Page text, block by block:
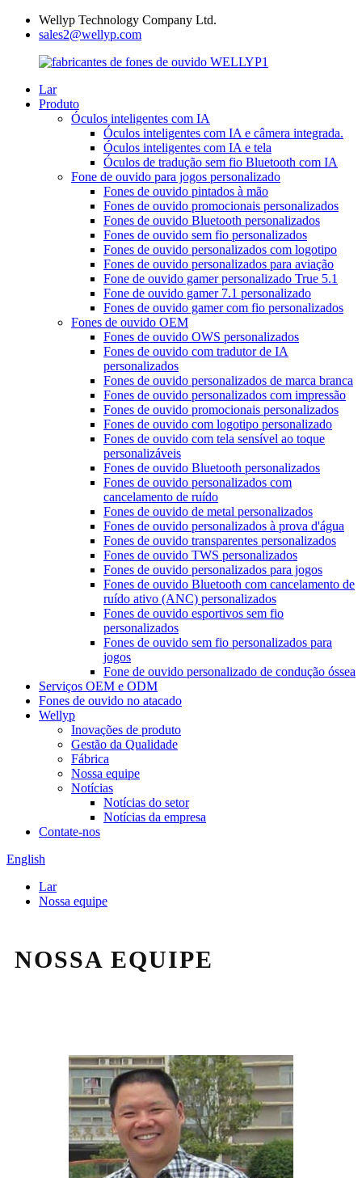
Wellyp Technology Company Ltd.
sales2@wellyp.com
Lar
Produto
Óculos inteligentes com IA
Óculos inteligentes com IA e câmera integrada.
Óculos inteligentes com IA e tela
Óculos de tradução sem fio Bluetooth com IA
Fone de ouvido para jogos personalizado
Fones de ouvido pintados à mão
Fones de ouvido promocionais personalizados
Fones de ouvido Bluetooth personalizados
Fones de ouvido sem fio personalizados
Fones de ouvido personalizados com logotipo
Fones de ouvido personalizados para aviação
Fone de ouvido gamer personalizado True 5.1
Fone de ouvido gamer 7.1 personalizado
Fones de ouvido gamer com fio personalizados
Fones de ouvido OEM
Fones de ouvido OWS personalizados
Fones de ouvido com tradutor de IA
personalizados
Fones de ouvido personalizados de marca branca
Fones de ouvido personalizados com impressão
Fones de ouvido promocionais personalizados
Fones de ouvido com logotipo personalizado
Fones de ouvido com tela sensível ao toque
personalizáveis
Fones de ouvido Bluetooth personalizados
Fones de ouvido personalizados com
cancelamento de ruído
Fones de ouvido de metal personalizados
Fones de ouvido personalizados à prova d'água
Fones de ouvido transparentes personalizados
Fones de ouvido TWS personalizados
Fones de ouvido personalizados para jogos
Fones de ouvido Bluetooth com cancelamento de
ruído ativo (ANC) personalizados
Fones de ouvido esportivos sem fio
personalizados
Fones de ouvido sem fio personalizados para
jogos
Fone de ouvido personalizado de condução óssea
Serviços OEM e ODM
Fones de ouvido no atacado
Wellyp
Inovações de produto
Gestão da Qualidade
Fábrica
Nossa equipe
Notícias
Notícias do setor
Notícias da empresa
Contate-nos
English
Lar
Nossa equipe
NOSSA EQUIPE